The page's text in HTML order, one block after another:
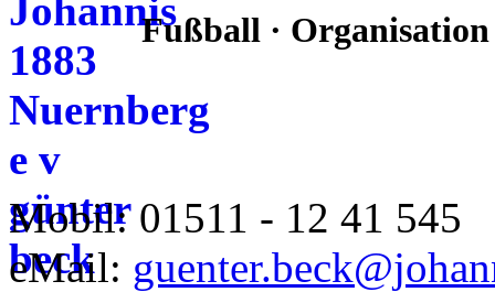
Fußball ·
Mobil: 01511 - 12 41 545
eMail: